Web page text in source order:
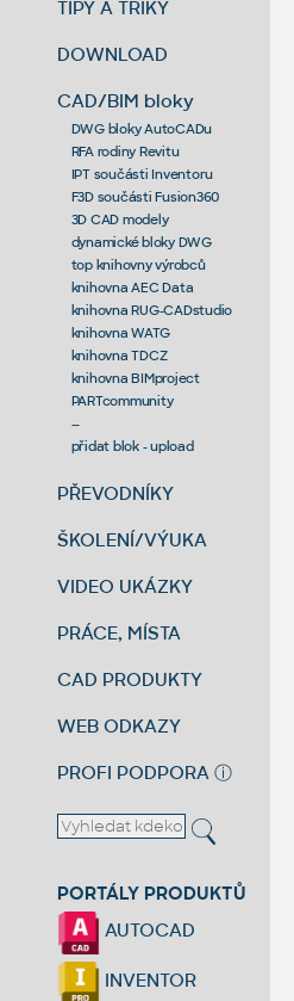
TIPY A TRIKY
DOWNLOAD
CAD/BIM bloky
DWG bloky AutoCADu
RFA rodiny Revitu
IPT součásti Inventoru
F3D součásti Fusion360
3D CAD modely
dynamické bloky DWG
top knihovny výrobců
knihovna AEC Data
knihovna RUG-CADstudio
knihovna WATG
knihovna TDCZ
knihovna BIMproject
PARTcommunity
--
přidat blok - upload
PŘEVODNÍKY
ŠKOLENÍ/VÝUKA
VIDEO UKÁZKY
PRÁCE, MÍSTA
CAD PRODUKTY
WEB ODKAZY
PROFI PODPORA ⓘ
PORTÁLY PRODUKTŮ
AUTOCAD
INVENTOR